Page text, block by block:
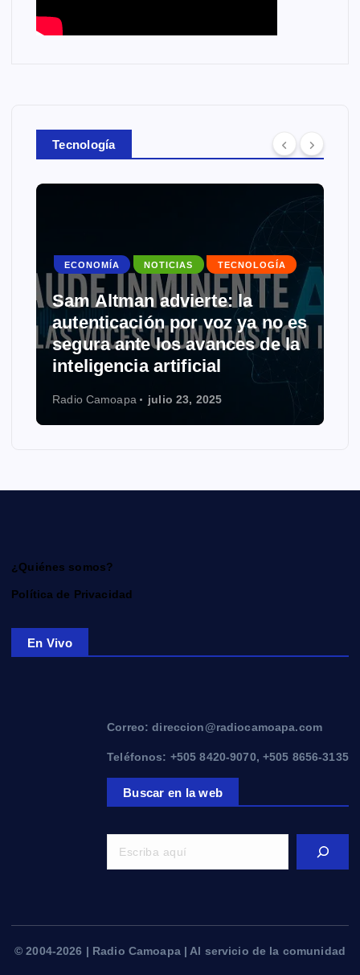
Tecnología
ECONOMÍA NOTICIAS TECNOLOGÍA
Sam Altman advierte: la
autenticación por voz ya no es
segura ante los avances de la
inteligencia artificial
Radio Camoapa julio 23, 2025
¿Quiénes somos?
Política de Privacidad
En Vivo
Correo: direccion@radiocamoapa.com
Teléfonos: +505 8420-9070, +505 8656-3135
Buscar en la web
© 2004-2026 | Radio Camoapa | Al servicio de la comunidad